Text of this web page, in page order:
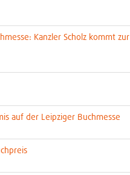
Kanzler Scholz kommt zur
auf der Leipziger Buchmesse